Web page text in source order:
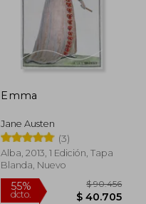
55%
dcto.
Emma
Jane Austen
(3)
Alba, 2013, 1 Edición, Tapa
Blanda, Nuevo